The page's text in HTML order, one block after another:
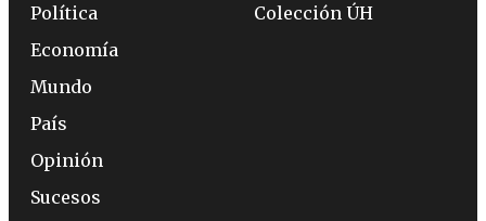
Política
Economía
Mundo
País
Opinión
Sucesos
Colección ÚH